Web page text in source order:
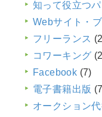
知って役立つ
Webサイト・
フリーランス
コワーキング
Facebook (7)
電子書籍出版
オークション